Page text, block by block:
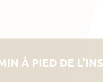
À PIED DE